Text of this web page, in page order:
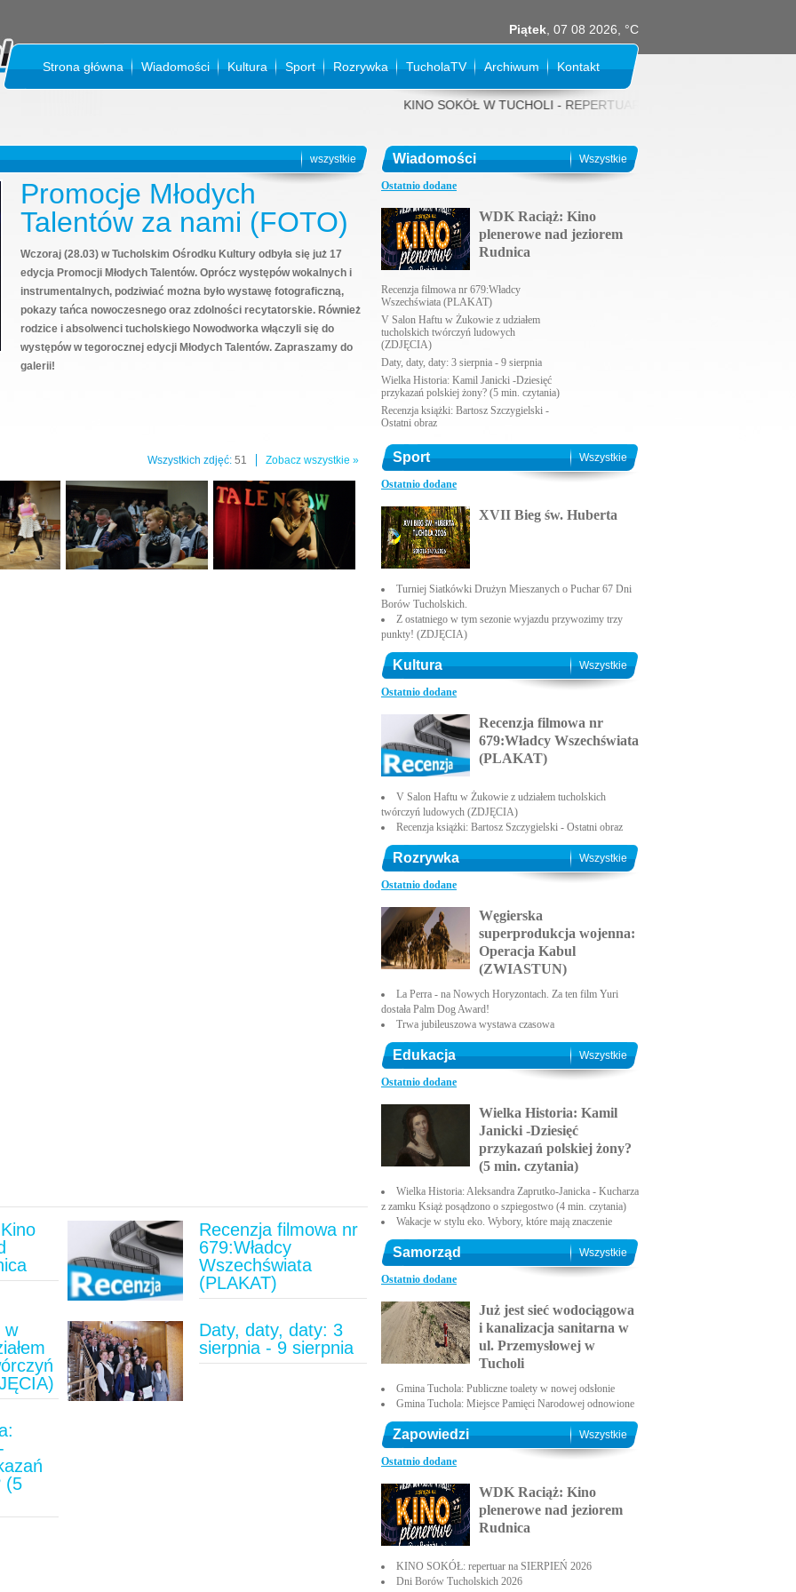
Piątek , 07 08 2026, °C
Strona główna Wiadomości Kultura Sport Rozrywka TucholaTV Archiwum Kontakt
KINO SOKÓŁ W TUCHOLI - REPERTUAR NA SIERPIEŃ 2026 rok:
wszystkie
Promocje Młodych
Talentów za nami (FOTO)
Wczoraj (28.03) w Tucholskim Ośrodku Kultury odbyła się już 17
edycja Promocji Młodych Talentów. Oprócz występów wokalnych i
instrumentalnych, podziwiać można było wystawę fotograficzną,
pokazy tańca nowoczesnego oraz zdolności recytatorskie. Również
rodzice i absolwenci tucholskiego Nowodworka włączyli się do
występów w tegorocznej edycji Młodych Talentów. Zapraszamy do
galerii!
Zobacz wszystkie »
Wszystkich zdjęć: 51
Recenzja filmowa nr
679:Władcy
Wszechświata
(PLAKAT)
w
Daty, daty, daty: 3
sierpnia - 9 sierpnia
(5
Wiadomości Wszystkie
Ostatnio dodane
WDK Raciąż: Kino
plenerowe nad jeziorem
Rudnica
Recenzja filmowa nr 679:Władcy
Wszechświata (PLAKAT)
V Salon Haftu w Żukowie z udziałem
tucholskich twórczyń ludowych
(ZDJĘCIA)
Daty, daty, daty: 3 sierpnia - 9 sierpnia
Wielka Historia: Kamil Janicki -Dziesięć
przykazań polskiej żony? (5 min. czytania)
Recenzja książki: Bartosz Szczygielski -
Ostatni obraz
Sport Wszystkie
Ostatnio dodane
XVII Bieg św. Huberta
Turniej Siatkówki Drużyn Mieszanych o Puchar 67 Dni
Borów Tucholskich.
Z ostatniego w tym sezonie wyjazdu przywozimy trzy
punkty! (ZDJĘCIA)
Kultura Wszystkie
Ostatnio dodane
Recenzja filmowa nr
679:Władcy Wszechświata
(PLAKAT)
V Salon Haftu w Żukowie z udziałem tucholskich
twórczyń ludowych (ZDJĘCIA)
Recenzja książki: Bartosz Szczygielski - Ostatni obraz
Rozrywka Wszystkie
Ostatnio dodane
Węgierska
superprodukcja wojenna:
Operacja Kabul
(ZWIASTUN)
La Perra - na Nowych Horyzontach. Za ten film Yuri
dostała Palm Dog Award!
Trwa jubileuszowa wystawa czasowa
Edukacja Wszystkie
Ostatnio dodane
Wielka Historia: Kamil
Janicki -Dziesięć
przykazań polskiej żony?
(5 min. czytania)
Wielka Historia: Aleksandra Zaprutko-Janicka - Kucharza
z zamku Książ posądzono o szpiegostwo (4 min. czytania)
Wakacje w stylu eko. Wybory, które mają znaczenie
Samorząd Wszystkie
Ostatnio dodane
Już jest sieć wodociągowa
i kanalizacja sanitarna w
ul. Przemysłowej w
Tucholi
Gmina Tuchola: Publiczne toalety w nowej odsłonie
Gmina Tuchola: Miejsce Pamięci Narodowej odnowione
Zapowiedzi Wszystkie
Ostatnio dodane
WDK Raciąż: Kino
plenerowe nad jeziorem
Rudnica
KINO SOKÓŁ: repertuar na SIERPIEŃ 2026
Dni Borów Tucholskich 2026